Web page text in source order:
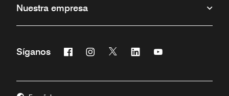
Nuestra empresa
Síganos Facebook
Abre una ventana nueva
Instagram
Abre una ventana nueva
Twitter
Abre una ventana nueva
Linkedin
Abre una ventana nueva
Abre una ventana